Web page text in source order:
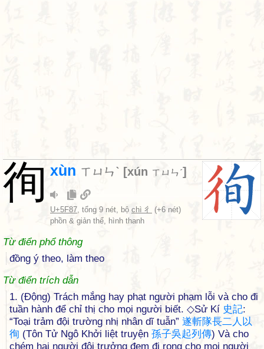
徇 xùn ㄒㄩㄣˋ [xún ㄒㄩㄣˊ]
U+5F87, tổng 9 nét, bộ chì 彳
(+6 nét)
phồn & giản thể, hình thanh
Từ điển phổ thông
đồng ý theo, làm theo
Từ điển trích dẫn
1. (Động) Trách mắng hay phạt người phạm lỗi và cho đi
tuần hành để chỉ thị cho mọi người biết. ◇Sử Kí 史記:
“Toại trảm đội trường nhị nhân dĩ tuẫn” 遂斬隊長二人 以
徇 (Tôn Tử Ngô Khởi liệt truyện 孫子吳起列 傳) Và cho
chém hai người đội trưởng đem đi rong cho mọi người